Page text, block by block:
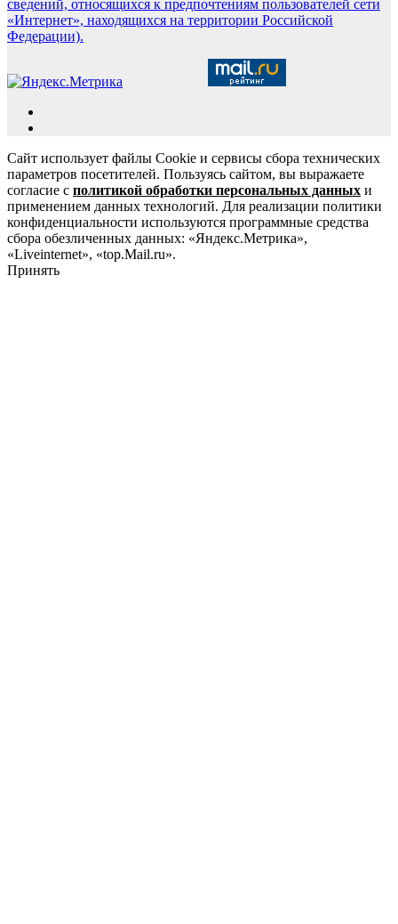
сведений, относящихся к предпочтениям пользователей сети
«Интернет», находящихся на территории Российской
Федерации).
Сайт использует файлы Cookie и сервисы сбора технических
параметров посетителей. Пользуясь сайтом, вы выражаете
согласие с политикой обработки персональных данных и
применением данных технологий. Для реализации политики
конфиденциальности используются программные средства
сбора обезличенных данных: «Яндекс.Метрика»,
«Liveinternet», «top.Mail.ru».
Принять